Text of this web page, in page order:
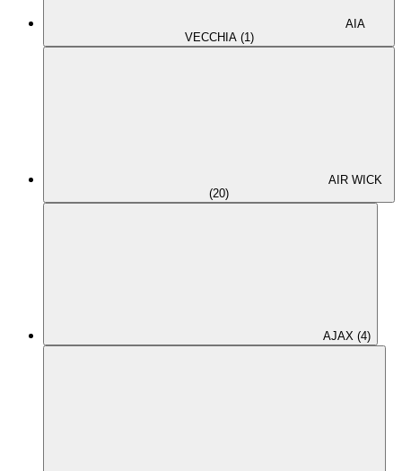
AIA
VECCHIA (1)
AIR WICK
(20)
AJAX (4)